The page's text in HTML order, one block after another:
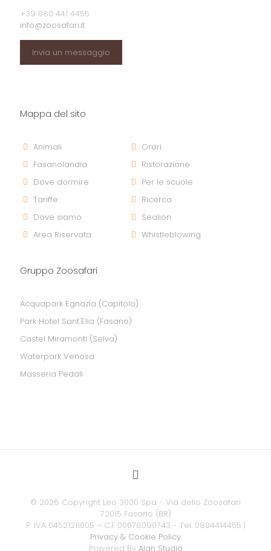
+39 080 441 4455
info@zoosafari.it
Invia un messaggio
Mappa del sito
Animali
Fasanolandia
Dove dormire
Tariffe
Dove siamo
Area Riservata
Orari
Ristorazione
Per le scuole
Ricerca
Sealion
Whistleblowing
Gruppo Zoosafari
Acquapark Egnazia (Capitolo)
Park Hotel Sant'Elia (Fasano)
Castel Miramonti (Selva)
Waterpark Venosa
Masseria Pedali
© 2026 Copyright Leo 3000 Spa - Via dello Zoosafari
72015 Fasano (BR)
P. IVA 04521211005 – C.F 00078090743 - Tel. 0804414455 |
Privacy & Cookie Policy
Powered By Alan Studio